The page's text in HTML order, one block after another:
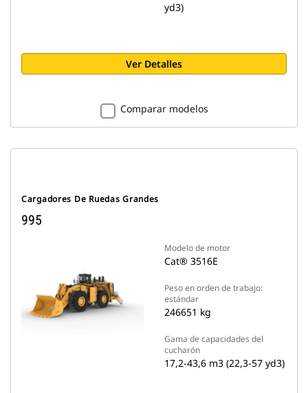
yd3)
Ver Detalles
Comparar modelos
Cargadores De Ruedas Grandes
995
Modelo de motor
Cat® 3516E
Peso en orden de trabajo:
estándar
246651 kg
Gama de capacidades del
cucharón
17,2-43,6 m3 (22,3-57 yd3)